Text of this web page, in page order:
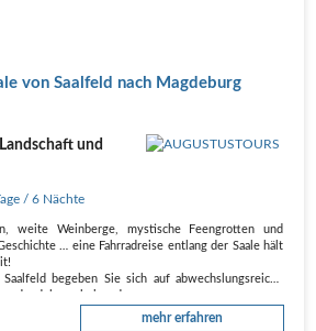
von Saalfeld nach Magdeburg
und
/ 6 Nächte
weite Weinberge, mystische Feengrotten und
… eine Fahrradreise entlang der Saale hält
begeben Sie sich auf abwechslungsreiche
mehr erfahren